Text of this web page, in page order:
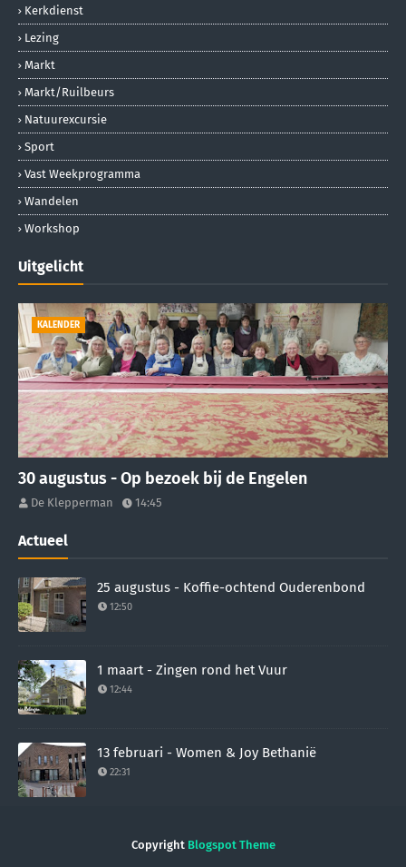
Kerkdienst
Lezing
Markt
Markt/ruilbeurs
Natuurexcursie
Sport
Vast Weekprogramma
Wandelen
Workshop
Uitgelicht
KALENDER
30 augustus - Op bezoek bij de Engelen
De Klepperman 14:45
Actueel
25 augustus - Koffie-ochtend Ouderenbond
12:50
1 maart - Zingen rond het Vuur
12:44
13 februari - Women & Joy Bethanië
22:31
Copyright Blogspot Theme